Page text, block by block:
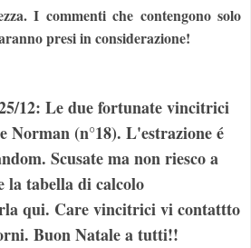
I commenti che contengono solo
presi in considerazione!
12: Le due fortunate vincitrici
Norman (n°18). L'estrazione é
Scusate ma non riesco a
la tabella di calcolo
qui. Care vincitrici vi contattto
Buon Natale a tutti!!